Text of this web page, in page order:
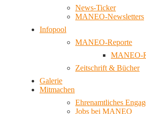
News-Ticker
MANEO-Newsletters
Infopool
MANEO-Reporte
MANEO-
Zeitschrift & Bücher
Galerie
Mitmachen
Ehrenamtliches
Jobs bei MANEO